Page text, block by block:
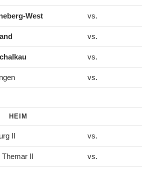
West vs.
vs.
vs.
vs.
HEIM
II vs.
Themar II vs.